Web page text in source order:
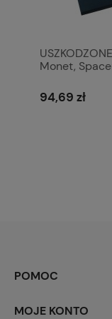
Monet,
94,69 zł
POMOC
MOJE KONTO